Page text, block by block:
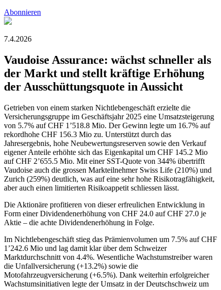
Abonnieren
7.4.2026
Vaudoise Assurance: wächst schneller als
der Markt und stellt kräftige Erhöhung
der Ausschüttungsquote in Aussicht
Getrieben von einem starken Nichtlebengeschäft erzielte die
Versicherungsgruppe im Geschäftsjahr 2025 eine Umsatzsteigerung
von 5.7% auf CHF 1’518.8 Mio. Der Gewinn legte um 16.7% auf
rekordhohe CHF 156.3 Mio zu. Unterstützt durch das
Jahresergebnis, hohe Neubewertungsreserven sowie den Verkauf
eigener Anteile erhöhte sich das Eigenkapital um CHF 145.2 Mio
auf CHF 2’655.5 Mio. Mit einer SST-Quote von 344% übertrifft
Vaudoise auch die grossen Markteilnehmer Swiss Life (210%) und
Zurich (259%) deutlich, was auf eine sehr hohe Risikotragfähigkeit,
aber auch einen limitierten Risikoappetit schliessen lässt.
Die Aktionäre profitieren von dieser erfreulichen Entwicklung in
Form einer Dividendenerhöhung von CHF 24.0 auf CHF 27.0 je
Aktie – die achte Dividendenerhöhung in Folge.
Im Nichtlebengeschäft stieg das Prämienvolumen um 7.5% auf CHF
1’242.6 Mio und lag damit klar über dem Schweizer
Marktdurchschnitt von 4.4%. Wesentliche Wachstumstreiber waren
die Unfallversicherung (+13.2%) sowie die
Motofahrzeugversicherung (+6.5%). Dank weiterhin erfolgreicher
Wachstumsinitiativen legte der Umsatz in der Deutschschweiz um